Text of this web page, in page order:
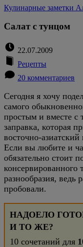
Кулинарные заметки
Салат с тунцом
22.07.2009
Рецепты
20 комментариев
Сегодня я хочу
самого
простым и вместе с
заправка, которая
восточно-
Если вы любите и
обязательно стоит
разнообразия, ведь
пробовали.
НАДОЕЛО
И ТО ЖЕ?
10 сочетаний для